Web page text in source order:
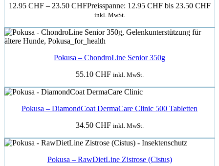
12.95 CHF – 23.50 CHFPreisspanne: 12.95 CHF bis 23.50 CHF
inkl. MwSt.
Pokusa – ChondroLine Senior 350g
55.10 CHF inkl. MwSt.
Pokusa – DiamondCoat DermaCare Clinic 500 Tabletten
34.50 CHF inkl. MwSt.
Pokusa – RawDietLine Zistrose (Cistus)